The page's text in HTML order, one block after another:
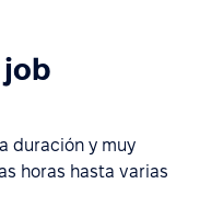
job
duración y muy
horas hasta varias